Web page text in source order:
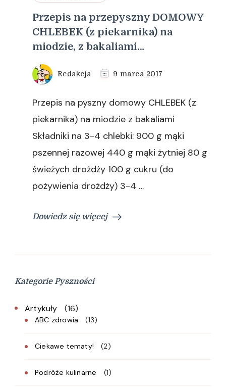
Przepis na przepyszny DOMOWY
CHLEBEK (z piekarnika) na
miodzie, z bakaliami…
Redakcja 9 marca 2017
Przepis na pyszny domowy CHLEBEK (z
piekarnika) na miodzie z bakaliami
Składniki na 3-4 chlebki: 900 g mąki
pszennej razowej 440 g mąki żytniej 80 g
świeżych drożdży 100 g cukru (do
pożywienia drożdży) 3-4 …
Dowiedz się więcej
Kategorie Pyszności
Artykuły (16)
ABC zdrowia (13)
Ciekawe tematy! (2)
Podróże kulinarne (1)